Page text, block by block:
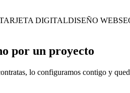
DIGITALDISEÑO WEB
por un proyecto
lo configuramos contigo y